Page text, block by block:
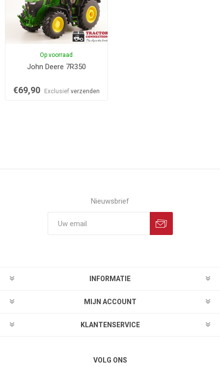
Op voorraad
John Deere 7R350
€69,90 Exclusief verzenden
Nieuwsbrief
INFORMATIE
MIJN ACCOUNT
KLANTENSERVICE
VOLG ONS